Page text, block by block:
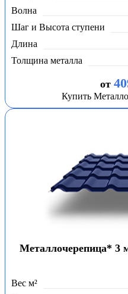
Волна
Шаг и Высота ступени
Длина
Толщина металла
от
Купить
Металлочерепица* 3
Вес м²